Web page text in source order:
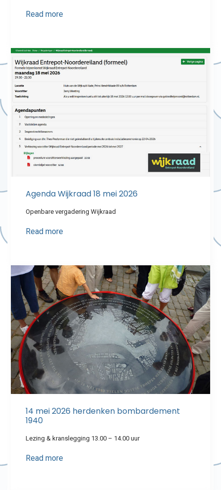
Read more
Agenda Wijkraad 18 mei 2026
Openbare vergadering Wijkraad
Read more
14 mei 2026 herdenken bombardement
1940
Lezing & kranslegging 13.00 – 14.00 uur
Read more